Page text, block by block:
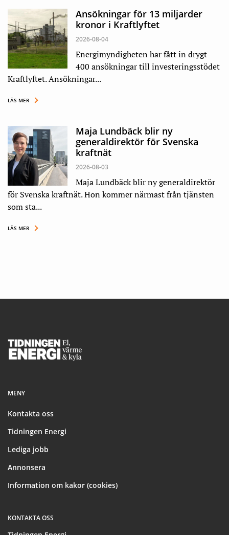
Ansökningar för 13 miljarder
kronor i Kraftlyftet
2026-08-04
Energimyndigheten har fått in drygt
400 ansökningar till investeringsstödet
Kraftlyftet. Ansökningar...
LÄS MER
Maja Lundbäck blir ny
generaldirektör för Svenska
kraftnät
2026-08-03
Maja Lundbäck blir ny generaldirektör
för Svenska kraftnät. Hon kommer närmast från tjänsten
som sta...
LÄS MER
Footer
MENY
Kontakta oss
Tidningen Energi
Lediga jobb
Annonsera
Information om kakor (cookies)
KONTAKTA OSS